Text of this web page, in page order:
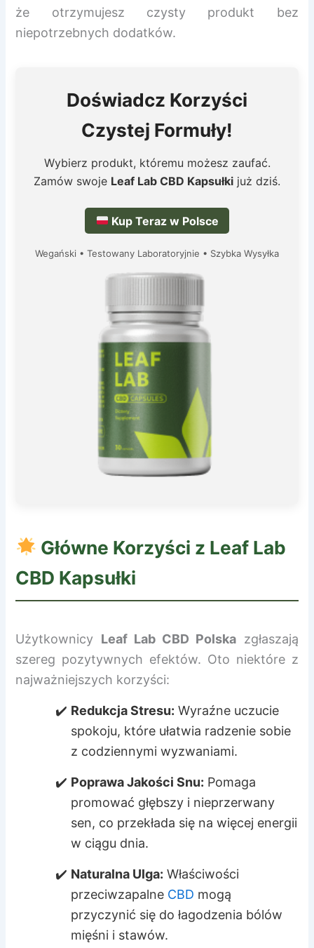
że otrzymujesz czysty produkt bez
niepotrzebnych dodatków.
Doświadcz Korzyści
Czystej Formuły!
Wybierz produkt, któremu możesz zaufać.
Zamów swoje Leaf Lab CBD Kapsułki już dziś.
Kup Teraz w Polsce
Wegański • Testowany Laboratoryjnie • Szybka Wysyłka
Główne Korzyści z Leaf Lab
CBD Kapsułki
Użytkownicy Leaf Lab CBD Polska zgłaszają
szereg pozytywnych efektów. Oto niektóre z
najważniejszych korzyści:
Redukcja Stresu: Wyraźne uczucie
spokoju, które ułatwia radzenie sobie
z codziennymi wyzwaniami.
Poprawa Jakości Snu: Pomaga
promować głębszy i nieprzerwany
sen, co przekłada się na więcej energii
w ciągu dnia.
Naturalna Ulga: Właściwości
przeciwzapalne CBD mogą
przyczynić się do łagodzenia bólów
mięśni i stawów.